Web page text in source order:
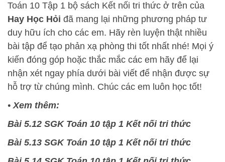
Toán 10 Tập 1 bộ sách Kết nối tri thức ở trên của
Hay Học Hỏi đã mang lại những phương pháp tư
duy hữu ích cho các em. Hãy rèn luyện thật nhiều
bài tập để tạo phản xạ phòng thi tốt nhất nhé! Mọi ý
kiến đóng góp hoặc thắc mắc các em hãy để lại
nhận xét ngay phía dưới bài viết để nhận được sự
hỗ trợ từ chúng mình. Chúc các em luôn học tốt!
• Xem thêm:
Bài 5.12 SGK Toán 10 tập 1 Kết nối tri thức
Bài 5.13 SGK Toán 10 tập 1 Kết nối tri thức